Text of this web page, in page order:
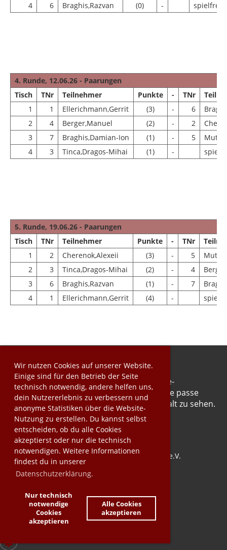
Wir nutzen Cookies auf unserer Website.
Einige sind für den Betrieb der Seite
technisch notwendig, andere helfen uns,
dein Nutzererlebnis zu verbessern und
anonyme Statistiken über die Website-
Nutzung zu erstellen. Du kannst selbst
entscheiden, ob du alle Cookies
akzeptierst oder nur die technisch
notwendigen. Weitere Informationen
findest du in unserer
Datenschutzerklärung.
Nur technisch
notwendige
Cookies
akzeptieren
Alle Cookies
akzeptieren
4
6 Braghis,Razvan (0) - spielfrei
4. Runde, 12.06.26 - Paarungen
Tisch
TNr Teilnehmer Punkte - TNr
1
1 Ellerichmann,Gerrit (3) - 6
2
4 Berger,Manuel (2) - 2
3
7 Braghis,Damian-Ion (1) - 5
4
3 Tinca,Dragos-Mihai (1) -
5. Runde, 19.06.26 - Paarungen
Tisch
TNr Teilnehmer Punkte - TNr
1
2 Cherenok,Alexeii (3) - 5
2
3 Tinca,Dragos-Mihai (2) - 4
3
6 Braghis,Razvan (1) - 7
4
1 Ellerichmann,Gerrit (4) -
Dieser Inhalt kann aufgrund deiner Cookie-
Einstellungen nicht angezeigt werden. Bitte passe
deine Cookie-Präferenzen an, um den Inhalt zu sehen.
-> Zahnrad-Symbol ganz links unten
© SchachFreunde Schwaigern 2009 e.V.
Erstellt mit ClubDesk Vereinssoftware
Impressum
Datenschutz